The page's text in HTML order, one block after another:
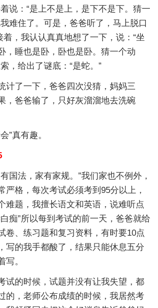
说：“是上不是上，是下不是下。猜一
难住了。可是，爸爸听了，马上脱口
着，我认认真真地想了一下，说：“坐
，睡也是卧，卧也是卧。猜一个动
，给出了谜底：“是蛇。”
计了一下，爸爸四次没猜，妈妈三
，爸爸输了，只好灰溜溜地去洗碗
”真有趣。
国法，家有家规。”我们家也不例外，
严格，每次考试必须考到95分以上，
难题，我擅长语文和英语，说难听点
痴”所以每到考试的前一天，爸爸就给
卷、练习题和复习资料，有时要10点
写的我手都酸了，结果只能休息五分
写。
试的时候，试题并没有让我失望，都
的，老师公布成绩的时候，我居然考